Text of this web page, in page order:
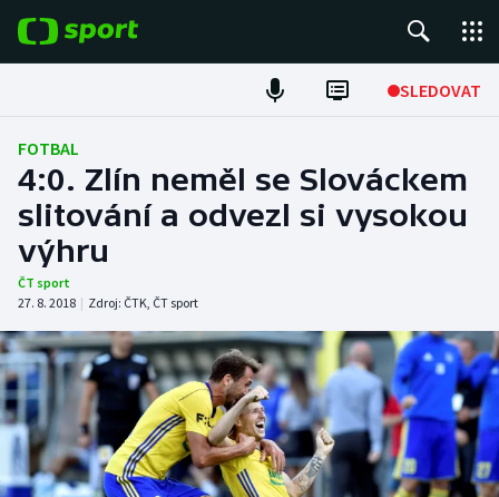
SLEDOVAT
Fotbal
Hokej
Tenis
Atletika
Cyklistika
DALŠÍ SPORTY
Americký fotbal
NEPŘEHLÉDNĚTE
FOTBAL
4:0. Zlín neměl se Slováckem
slitování a odvezl si vysokou
výhru
ČT sport
27. 8. 2018 | Zdroj: ČTK, ČT sport